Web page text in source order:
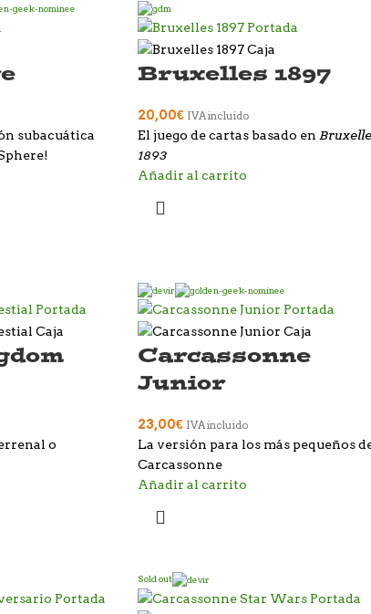
subacuática
Bruxelles 1897
20,00€ IVA incluido
El juego de cartas basado en
1893
Añadir al carrito
o
Carcassonne
Junior
23,00€ IVA incluido
La versión para los más pequeños
Carcassonne
Añadir al carrito
Sold out